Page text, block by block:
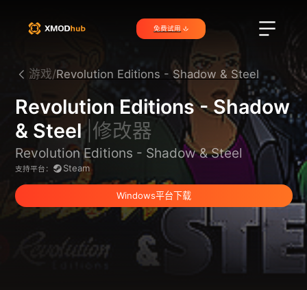
免费试用
游戏/Revolution Editions - Shadow & Steel
Revolution Editions - Shadow
& Steel |修改器
Revolution Editions - Shadow & Steel
支持平台： Steam
Windows平台下载